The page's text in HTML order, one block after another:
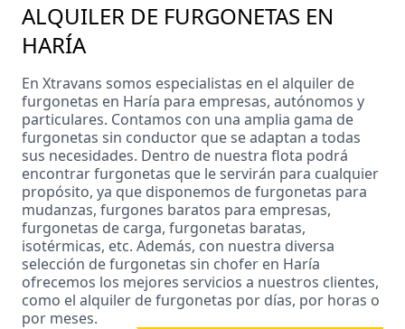
ALQUILER DE FURGONETAS EN
HARÍA
En Xtravans somos especialistas en el alquiler de
furgonetas en Haría para empresas, autónomos y
particulares. Contamos con una amplia gama de
furgonetas sin conductor que se adaptan a todas
sus necesidades. Dentro de nuestra flota podrá
encontrar furgonetas que le servirán para cualquier
propósito, ya que disponemos defurgonetas para
mudanzas, furgones baratos para empresas,
furgonetas de carga, furgonetas baratas,
isotérmicas, etc. Además, con nuestra diversa
selección de furgonetas sin chofer en Haría
ofrecemos los mejores servicios a nuestros clientes,
como el alquiler de furgonetas por días, por horas o
por meses.